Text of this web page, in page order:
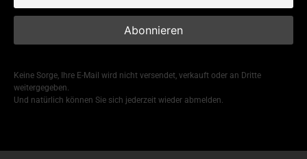
Keine Sorge, Ihre E-Mail wird nicht versendet, verkauft oder an Dritte
weitergegeben.
Und natürlich können Sie sich jederzeit wieder abmelden.